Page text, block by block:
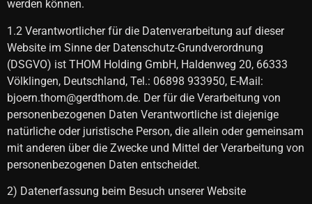
werden können.
1.2 Verantwortlicher für die Datenverarbeitung auf dieser
Website im Sinne der Datenschutz-Grundverordnung
(DSGVO) ist THOM Holding GmbH, Haldenweg 20, 66333
Völklingen, Deutschland, Tel.: 06898 933950, E-Mail:
bjoern.thom@gerdthom.de. Der für die Verarbeitung von
personenbezogenen Daten Verantwortliche ist diejenige
natürliche oder juristische Person, die allein oder gemeinsam
mit anderen über die Zwecke und Mittel der Verarbeitung von
personenbezogenen Daten entscheidet.
2) Datenerfassung beim Besuch unserer Website